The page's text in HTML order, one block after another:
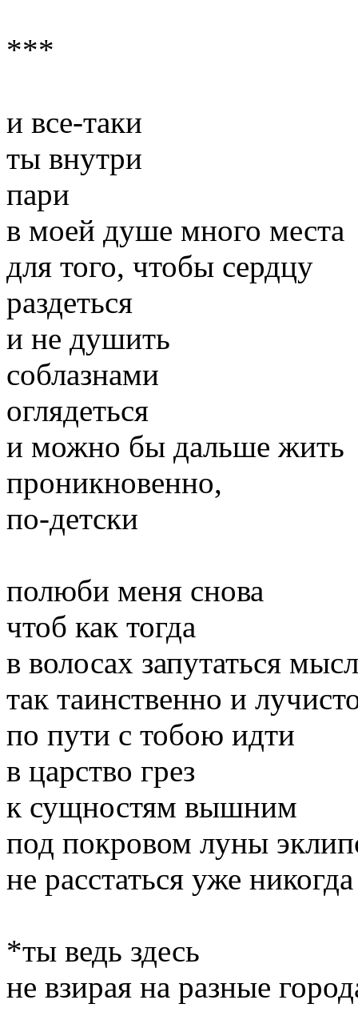
***
и все-таки
ты внутри
пари
в моей душе много места
для того, чтобы сердцу
раздеться
и не душить
соблазнами
оглядеться
и можно бы дальше жить
проникновенно,
по-детски
полюби меня снова
чтоб как тогда
в волосах запутаться
так таинственно и
по пути с тобою идти
в царство грез
к сущностям вышним
под покровом луны
не расстаться уже никогда
*ты ведь здесь
не взирая на разные